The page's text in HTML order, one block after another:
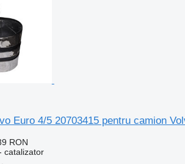
Euro 4/5 20703415 pentru camion
RON
catalizator